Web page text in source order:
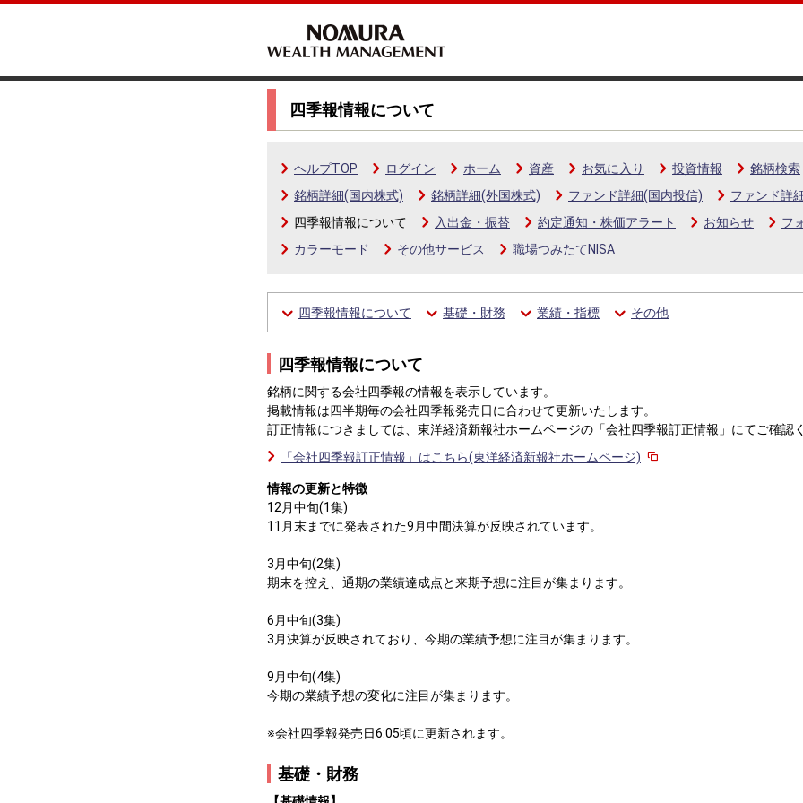
四季報情報について
ヘルプTOP ログイン ホーム 資産 お気に入り 投資情報 銘柄検索
銘柄詳細(国内株式)
銘柄詳細(外国株式) ファンド詳細(国内投信)
ファンド詳
四季報情報について
入出金・振替 約定通知・株価アラート お知らせ
フ
カラーモード
その他サービス 職場つみたてNISA
四季報情報について 基礎・財務 業績・指標 その他
四季報情報について
銘柄に関する会社四季報の情報を表示しています。
掲載情報は四半期毎の会社四季報発売日に合わせて更新いたします。
訂正情報につきましては、東洋経済新報社ホームページの「会社四季報訂正情報」にてご確認
「会社四季報訂正情報」はこちら(東洋経済新報社ホームページ)
情報の更新と特徴
12月中旬(1集)
11月末までに発表された9月中間決算が反映されています。
3月中旬(2集)
期末を控え、通期の業績達成点と来期予想に注目が集まります。
6月中旬(3集)
3月決算が反映されており、今期の業績予想に注目が集まります。
9月中旬(4集)
今期の業績予想の変化に注目が集まります。
※会社四季報発売日6:05頃に更新されます。
基礎・財務